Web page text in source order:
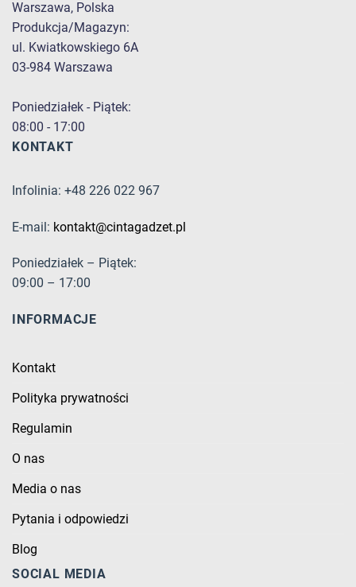
Warszawa, Polska
Produkcja/Magazyn:
ul. Kwiatkowskiego 6A
03-984 Warszawa
Poniedziałek - Piątek:
08:00 - 17:00
KONTAKT
Infolinia: +48 226 022 967
E-mail: kontakt@cintagadzet.pl
Poniedziałek – Piątek:
09:00 – 17:00
INFORMACJE
Kontakt
Polityka prywatności
Regulamin
O nas
Media o nas
Pytania i odpowiedzi
Blog
SOCIAL MEDIA